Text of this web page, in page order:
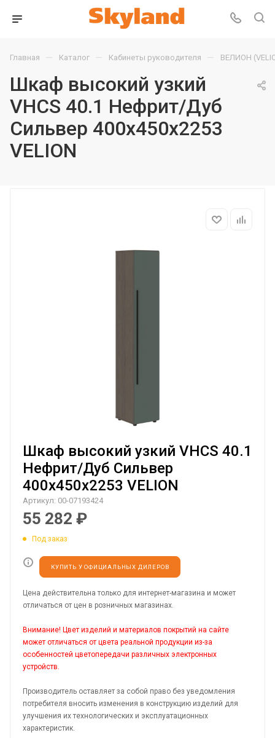
Главная — Каталог — Кабинеты руководителя — ВЕЛИОН
Шкаф высокий узкий
VHCS 40.1 Нефрит/Дуб
Сильвер 400х450х2253
VELION
Шкаф высокий узкий VHCS 40.1
Нефрит/Дуб Сильвер
400х450х2253 VELION
Артикул: 00-07193424
55 282 ₽
Под заказ
КУПИТЬ У ОФИЦИАЛЬНЫХ ДИЛЕРОВ
Цена действительна только для интернет-магазина и может
отличаться от цен в розничных магазинах.
Внимание! Цвет изделий и материалов покрытий на сайте
может отличаться от цвета реальной продукции из-за
особенностей цветопередачи различных электронных
устройств.
Производитель оставляет за собой право без уведомления
потребителя вносить изменения в конструкцию изделий для
улучшения их технологических и эксплуатационных
характеристик.